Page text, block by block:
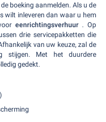
boeking aanmelden. Als u de
wilt inleveren dan waar u hem
eenrichtingsverhuur . Op
drie servicepakketten die
van uw keuze, zal de
stijgen. Met het duurdere
gedekt.